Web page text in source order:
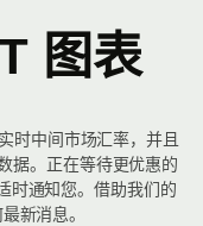
图表
时中间市场汇率，并且
据。正在等待更优惠的
时通知您。借助我们的
新消息。